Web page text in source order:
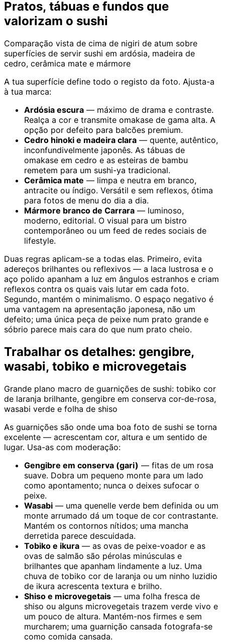
Pratos, tábuas e fundos que
valorizam o sushi
Comparação vista de cima de nigiri de atum sobre
superfícies de servir sushi em ardósia, madeira de
cedro, cerâmica mate e mármore
A tua superfície define todo o registo da foto. Ajusta-a
à tua marca:
Ardósia escura — máximo de drama e contraste.
Realça a cor e transmite omakase de gama alta. A
opção por defeito para balcões premium.
Cedro hinoki e madeira clara — quente, autêntico,
inconfundivelmente japonês. As tábuas de
omakase em cedro e as esteiras de bambu
remetem para um sushi-ya tradicional.
Cerâmica mate — limpa e neutra em branco,
antracite ou índigo. Versátil e sem reflexos, ótima
para fotos de menu do dia a dia.
Mármore branco de Carrara — luminoso,
moderno, editorial. O visual para um bistro
contemporâneo ou um feed de redes sociais de
lifestyle.
Duas regras aplicam-se a todas elas. Primeiro, evita
adereços brilhantes ou reflexivos — a laca lustrosa e o
aço polido apanham a luz em ângulos estranhos e criam
reflexos contra os quais vais lutar em cada foto.
Segundo, mantém o minimalismo. O espaço negativo é
uma vantagem na apresentação japonesa, não um
defeito; uma única peça de peixe num prato grande e
sóbrio parece mais cara do que num prato cheio.
Trabalhar os detalhes: gengibre,
wasabi, tobiko e microvegetais
Grande plano macro de guarnições de sushi: tobiko cor
de laranja brilhante, gengibre em conserva cor-de-rosa,
wasabi verde e folha de shiso
As guarnições são onde uma boa foto de sushi se torna
excelente — acrescentam cor, altura e um sentido de
lugar. Usa-as com moderação:
Gengibre em conserva (gari) — fitas de um rosa
suave. Dobra um pequeno monte para um lado
como apontamento; nunca o deixes sufocar o
peixe.
Wasabi — uma quenelle verde bem definida ou um
monte arrumado dá um toque de cor contrastante.
Mantém os contornos nítidos; uma mancha
derretida parece descuidada.
Tobiko e ikura — as ovas de peixe-voador e as
ovas de salmão são pérolas minúsculas e
brilhantes que apanham lindamente a luz. Uma
chuva de tobiko cor de laranja ou um ninho luzidio
de ikura acrescenta textura e brilho.
Shiso e microvegetais — uma folha fresca de
shiso ou alguns microvegetais trazem verde vivo e
um pouco de altura. Mantém-nos firmes e sem
murcharem; uma guarnição cansada fotografa-se
como comida cansada.